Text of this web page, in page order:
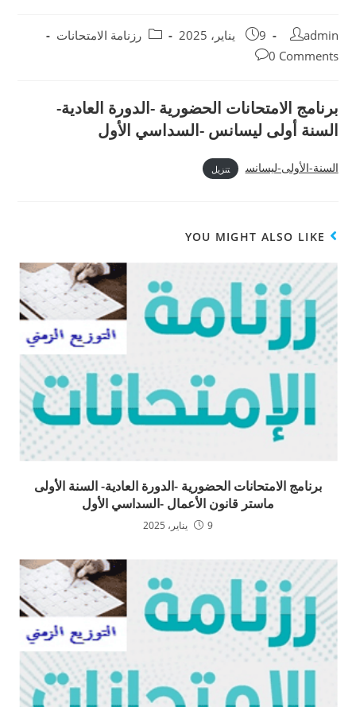
admin 9 يناير، 2025
رزنامة الامتحانات
0 Comments
برنامج الامتحانات الحضورية -الدورة العادية-
السنة أولى ليسانس -السداسي الأول
السنة-الأولى-ليسانس تنزيل
YOU MIGHT ALSO LIKE
برنامج الامتحانات الحضورية -الدورة العادية- السنة الأولى
ماستر قانون الأعمال -السداسي الأول
9 يناير، 2025